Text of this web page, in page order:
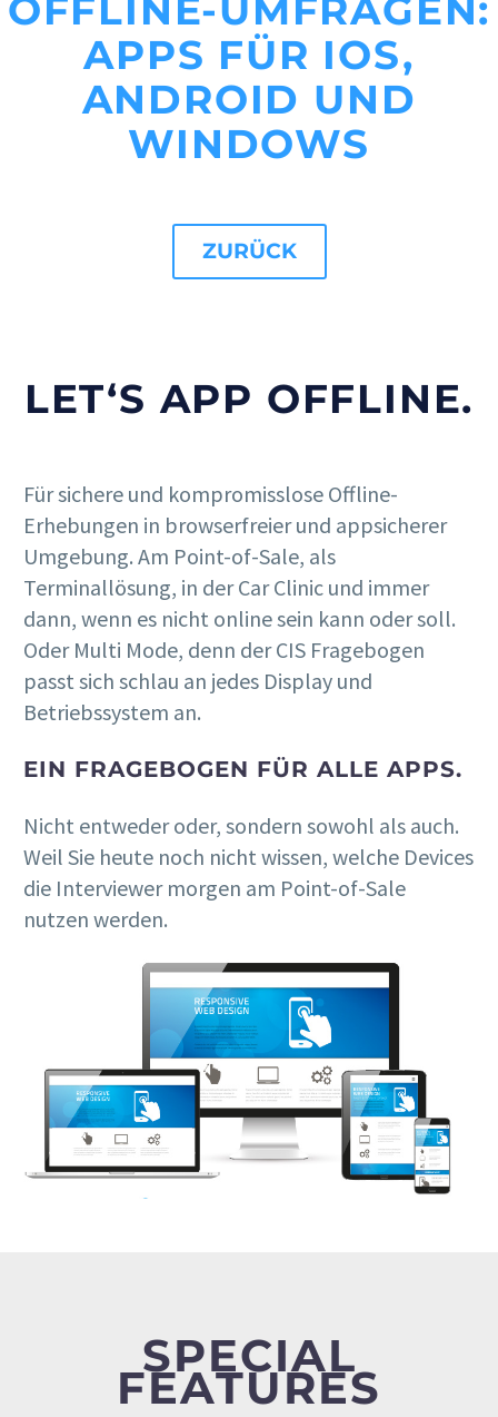
OFFLINE-UMFRAGEN:
APPS FÜR IOS,
ANDROID UND
WINDOWS
ZURÜCK
LET‘S APP OFFLINE.
Für sichere und kompromisslose Offline-
Erhebungen in browserfreier und appsicherer
Umgebung. Am Point-of-Sale, als
Terminallösung, in der Car Clinic und immer
dann, wenn es nicht online sein kann oder soll.
Oder Multi Mode, denn der CIS Fragebogen
passt sich schlau an jedes Display und
Betriebssystem an.
EIN FRAGEBOGEN FÜR ALLE APPS.
Nicht entweder oder, sondern sowohl als auch.
Weil Sie heute noch nicht wissen, welche Devices
die Interviewer morgen am Point-of-Sale
nutzen werden.
SPECIAL
FEATURES